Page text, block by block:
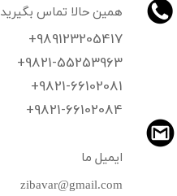
همین حالا تماس بگیرید
+989123205417
+9821-55253963
+9821-66102081
​​​​​​​+9821-66102084
zibavar@gmail.com
ایمیل ما